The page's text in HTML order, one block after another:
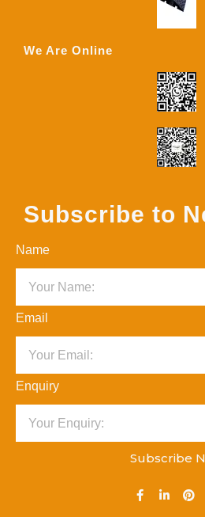
We Are Online
Subscribe to
Name
Email
Enquiry
Subscribe